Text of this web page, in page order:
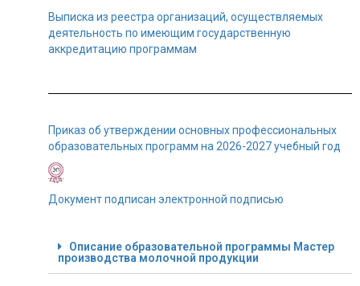
Выписка из реестра организаций, осуществляемых
деятельность по имеющим государственную
аккредитацию программам
Приказ об утверждении основных профессиональных
образовательных программ на 2026-2027 учебный год
Документ подписан электронной подписью
Описание образовательной программы Мастер
производства молочной продукции